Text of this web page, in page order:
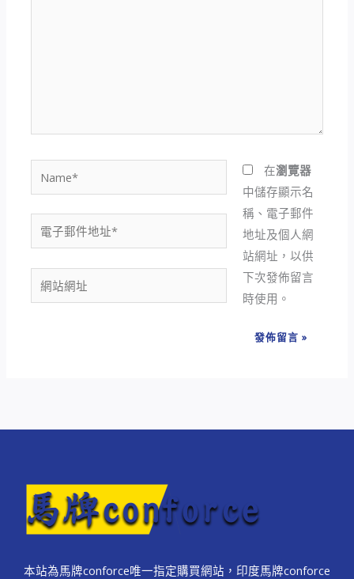
電
子
郵
件
網
站
在瀏覽器
中儲存顯示名
稱、電子郵件
地址及個人網
站網址，以供
下次發佈留言
時使用。
本站為馬牌conforce唯一指定購買網站，印度馬牌conforce